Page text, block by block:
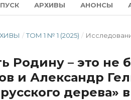
АРХИВЫ АНОНСЫ
/ ТОМ 1 № 1 (2025) /
Родину – это не
и Александр
дерева»